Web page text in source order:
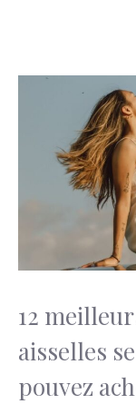
12
aisselles
pouvez